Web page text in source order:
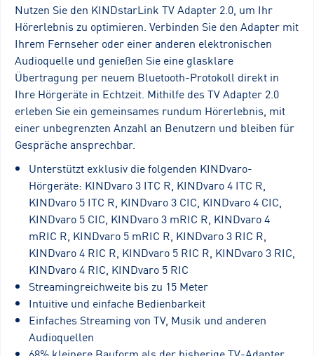
Nutzen Sie den KINDstarLink TV Adapter 2.0, um Ihr
Hörerlebnis zu optimieren. Verbinden Sie den Adapter mit
Ihrem Fernseher oder einer anderen elektronischen
Audioquelle und genießen Sie eine glasklare
Übertragung per neuem Bluetooth-Protokoll direkt in
Ihre Hörgeräte in Echtzeit. Mithilfe des TV Adapter 2.0
erleben Sie ein gemeinsames rundum Hörerlebnis, mit
einer unbegrenzten Anzahl an Benutzern und bleiben für
Gespräche ansprechbar.
Unterstützt exklusiv die folgenden KINDvaro-
Hörgeräte: KINDvaro 3 ITC R, KINDvaro 4 ITC R,
KINDvaro 5 ITC R, KINDvaro 3 CIC, KINDvaro 4 CIC,
KINDvaro 5 CIC, KINDvaro 3 mRIC R, KINDvaro 4
mRIC R, KINDvaro 5 mRIC R, KINDvaro 3 RIC R,
KINDvaro 4 RIC R, KINDvaro 5 RIC R, KINDvaro 3 RIC,
KINDvaro 4 RIC, KINDvaro 5 RIC
Streamingreichweite bis zu 15 Meter
Intuitive und einfache Bedienbarkeit
Einfaches Streaming von TV, Musik und anderen
Audioquellen